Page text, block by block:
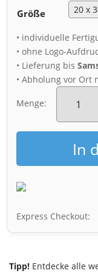
Größe
• individuelle
• ohne Logo-
• Lieferung bis
• Abholung vor Ort
Menge:
Alu-
Dibond
Palais
im
Großen
Garten
Menge
In
Express Checkout:
Tipp! Entdecke alle